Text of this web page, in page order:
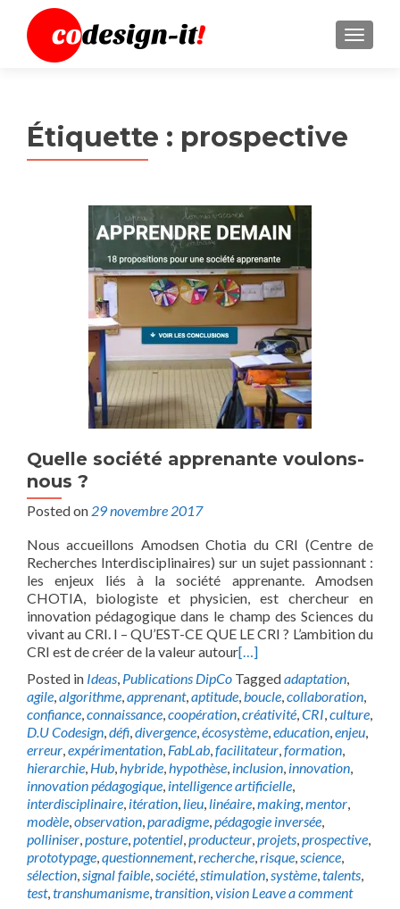
MENU
Étiquette : prospective
Quelle société apprenante voulons-
nous ?
Posted on 29 novembre 2017
Nous accueillons Amodsen Chotia du CRI (Centre de
Recherches Interdisciplinaires) sur un sujet passionnant :
les enjeux liés à la société apprenante. Amodsen
CHOTIA, biologiste et physicien, est chercheur en
innovation pédagogique dans le champ des Sciences du
vivant au CRI. I – QU’EST-CE QUE LE CRI ? L’ambition du
CRI est de créer de la valeur autour[…]
Posted in Ideas, Publications DipCo Taggedadaptation,
agile,algorithme,apprenant,aptitude,boucle,collaboration,
confiance,connaissance,coopération,créativité,CRI,culture,
D.U Codesign,défi,divergence,écosystème,education,enjeu,
erreur,expérimentation, FabLab,facilitateur,formation,
hierarchie, Hub,hybride,hypothèse, inclusion, innovation,
innovation pédagogique, intelligence artificielle,
interdisciplinaire, itération, lieu, linéaire,making,mentor,
modèle,observation,paradigme,pédagogie inversée,
polliniser,posture,potentiel,producteur,projets,prospective,
prototypage,questionnement,recherche,risque,science,
sélection,signal faible,société,stimulation,système,talents,
test,transhumanisme,transition,vision Leave a comment